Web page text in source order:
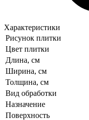
Характеристики
Рисунок плитки
Цвет плитки
Длина, см
Ширина, см
Толщина, см
Вид обработки
Назначение
Поверхность